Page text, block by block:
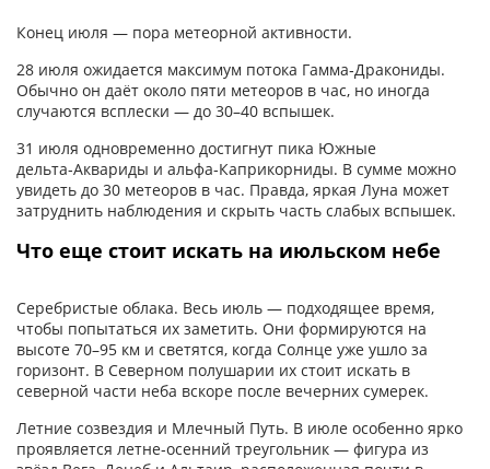
Конец июля — пора метеорной активности.
28 июля ожидается максимум потока Гамма‑Дракониды.
Обычно он даёт около пяти метеоров в час, но иногда
случаются всплески — до 30–40 вспышек.
31 июля одновременно достигнут пика Южные
дельта‑Аквариды и альфа‑Каприкорниды. В сумме можно
увидеть до 30 метеоров в час. Правда, яркая Луна может
затруднить наблюдения и скрыть часть слабых вспышек.
Что еще стоит искать на июльском небе
Серебристые облака. Весь июль — подходящее время,
чтобы попытаться их заметить. Они формируются на
высоте 70–95 км и светятся, когда Солнце уже ушло за
горизонт. В Северном полушарии их стоит искать в
северной части неба вскоре после вечерних сумерек.
Летние созвездия и Млечный Путь. В июле особенно ярко
проявляется летне‑осенний треугольник — фигура из